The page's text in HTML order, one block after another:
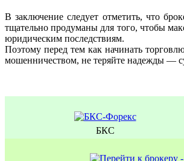
В заключение следует отметить, что
тщательно продуманы для того, чтобы
юридическим последствиям.
Поэтому перед тем как начинать
мошенничеством, не теряйте надежды —
БКС